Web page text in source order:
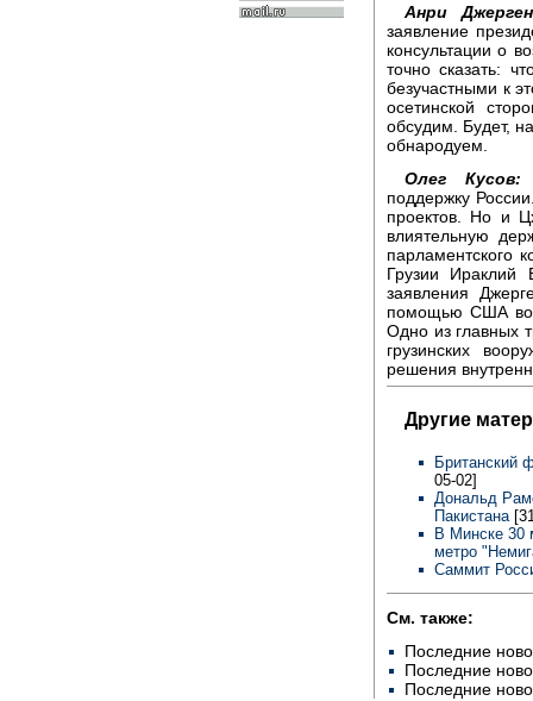
Анри
заявление
консультации о
точно сказать:
безучастными к
осетинской
обсудим. Будет,
обнародуем.
Олег Кусов:
поддержку
проектов. Но и
влиятельную
парламентского
Грузии Ираклий
заявления
помощью США
Одно из главных
грузинских
решения
Другие
Британский
05-02]
Дональд
Пакистана
В Минске 30
метро
Саммит
См. также:
Последние
Последние
Последние